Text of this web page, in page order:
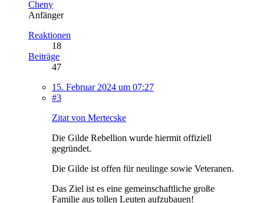
Cheny
Anfänger
Reaktionen
18
Beiträge
47
15. Februar 2024 um 07:27
#3
Zitat von Mertecske
Die Gilde Rebellion wurde hiermit offiziell
gegründet.
Die Gilde ist offen für neulinge sowie Veteranen.
Das Ziel ist es eine gemeinschaftliche große
Familie aus tollen Leuten aufzubauen!